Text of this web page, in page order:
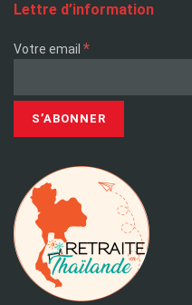
Lettre d’information
Votre email *